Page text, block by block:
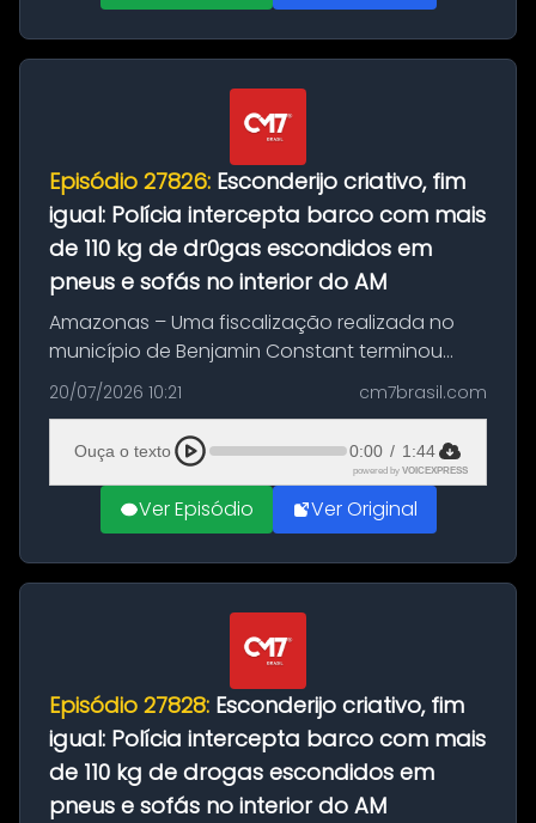
Episódio 27826: Esconderijo criativo, fim
igual: Polícia intercepta barco com mais
de 110 kg de dr0gas escondidos em
pneus e sofás no interior do AM
Amazonas – Uma fiscalização realizada no
município de Benjamin Constant terminou
com a apreensão de aproximadamente 115
quilos de entorpecentes em uma
embarcação atracada no porto da cidade. O
materia...
20/07/2026 10:21 cm7brasil.com
Ouça o texto 0:00 / 1:44
powered by VOICEXPRESS
Ver Episódio Ver Original
Episódio 27828: Esconderijo criativo, fim
igual: Polícia intercepta barco com mais
de 110 kg de drogas escondidos em
pneus e sofás no interior do AM